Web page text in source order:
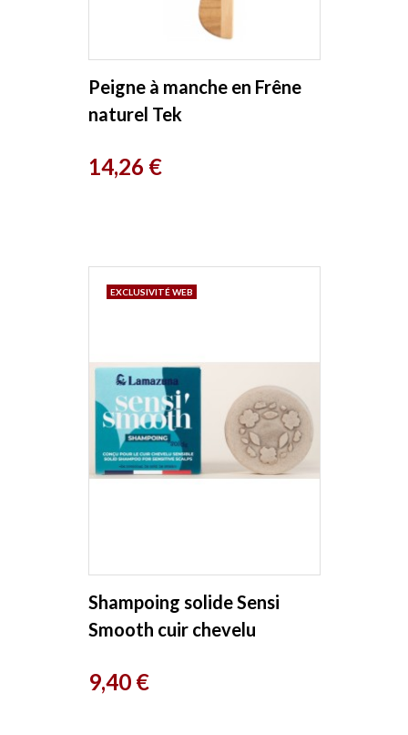
Peigne à manche en Frêne
naturel Tek
Prix
14,26 €
Shampoing solide Sensi
Smooth cuir chevelu
Prix
9,40 €
EXCLUSIVITÉ WEB